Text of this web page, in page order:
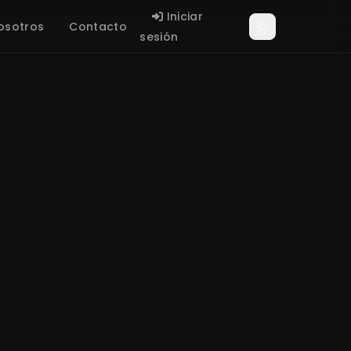
Contacto
Iniciar
sesión